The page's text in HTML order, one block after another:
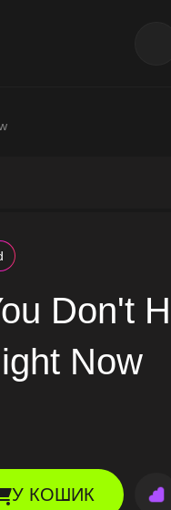
Don't
Now
У КОШИК